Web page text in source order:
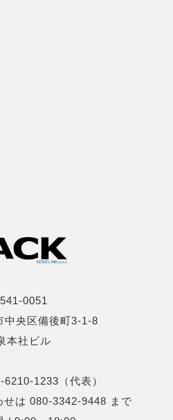
0051
中央区備後町3-1-8
本社ビル
1233（代表）
は 080-3342-9448 まで